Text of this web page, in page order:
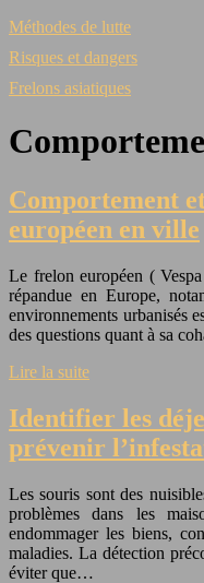
Méthodes de lutte
Risques et dangers
Frelons asiatiques
Comportement
européen en ville
Le frelon européen (
répandue en Europe,
environnements urbanisés
des questions quant à sa
Lire la suite
Identifier les
prévenir
Les souris sont des
problèmes dans les
endommager les biens,
maladies. La détection
éviter que…